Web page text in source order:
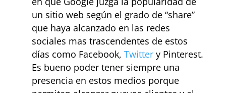
un sitio web según el grado de “share”
que haya alcanzado en las redes
sociales mas trascendentes de estos
días como Facebook, Twittery Pinterest.
Es bueno poder tener siempre una
presencia en estos medios porque